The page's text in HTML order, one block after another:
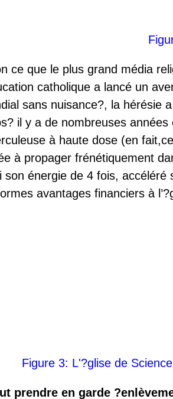
ce que le plus grand média
catholique a lancé un
sans nuisance?, la hérésie
il y a de nombreuses
à haute dose (en
à propager frénétiquement
son énergie de 4 fois,
avantages financiers à
Figure 3: L'?glise de
prendre en garde